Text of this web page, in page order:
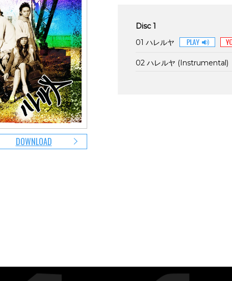
DOWNLOAD
Disc 1
01 ハレルヤ
02 ハレルヤ (Instrumental)